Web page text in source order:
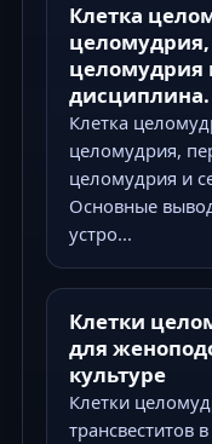
Клетка
целомудрия,
целомудрия
дисциплина.
Клетка
целомудрия,
целомудрия и
Основные
устро...
Клетки
для
культуре
Клетки
трансвеститов